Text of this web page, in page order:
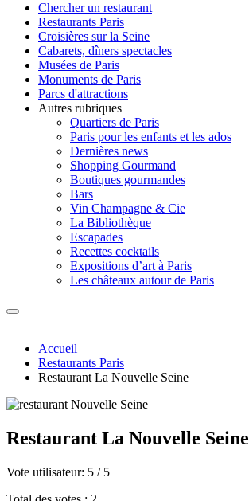
Chercher un restaurant
Restaurants Paris
Croisières sur la Seine
Cabarets, dîners spectacles
Musées de Paris
Monuments de Paris
Parcs d'attractions
Autres rubriques
Quartiers de Paris
Paris pour les enfants et les ados
Dernières news
Shopping Gourmand
Boutiques gourmandes
Bars
Vin Champagne & Cie
La Bibliothèque
Escapades
Recettes cocktails
Expositions d’art à Paris
Les châteaux autour de Paris
Accueil
Restaurants Paris
Restaurant La Nouvelle Seine
Restaurant La Nouvelle Seine
Vote utilisateur: 5 / 5